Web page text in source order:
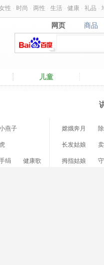
性 时尚 两性 生活 健康 礼品
网页
网页 商品
商品
儿童